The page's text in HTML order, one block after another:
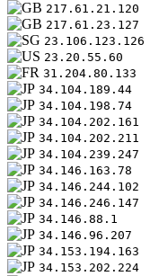
217.61.21.120
217.61.23.127
23.106.123.126
23.20.55.60
31.204.80.133
34.104.189.44
34.104.198.74
34.104.202.161
34.104.202.211
34.104.239.247
34.146.163.78
34.146.244.102
34.146.246.147
34.146.88.1
34.146.96.207
34.153.194.163
34.153.202.224